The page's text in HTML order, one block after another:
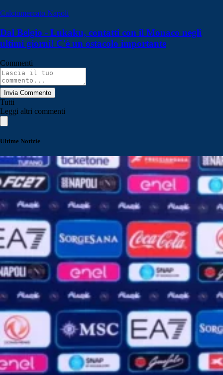
Calciomercato Napoli
Dal Belgio - Lukaku, contatti con il Monaco negli
ultimi giorni! C'è un ostacolo importante
Commenti
Invia Commento
Tutti
Leggi altri commenti
Ultime Notizie